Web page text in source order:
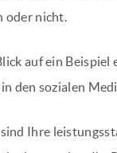
oder nicht.
auf ein Beispiel
den sozialen
sind Ihre